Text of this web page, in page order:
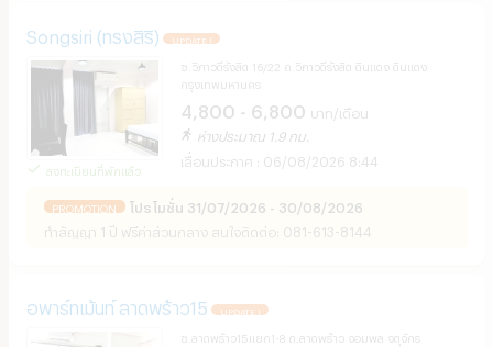
Songsiri (ทรงสิริ) UPDATE !
ลงทะเบียนที่พักแล้ว
ซ.วิภาวดีรังสิต 16/22 ถ.วิภาวดีรังสิต ดินแดง ดินแดง
กรุงเทพมหานคร
4,800 - 6,800 บาท/เดือน
ห่างประมาณ 1.9 กม.
06/08/2026 8:44
PROMOTION โปรโมชั่น 31/07/2026 - 30/08/2026
ทำสัญญา 1 ปี ฟรีค่าส่วนกลาง สนใจติดต่อ: 081-613-8144
อพาร์ทเม้นท์ ลาดพร้าว15 UPDATE !
ซ.ลาดพร้าว15แยก1-8 ถ.ลาดพร้าว จอมพล จตุจักร